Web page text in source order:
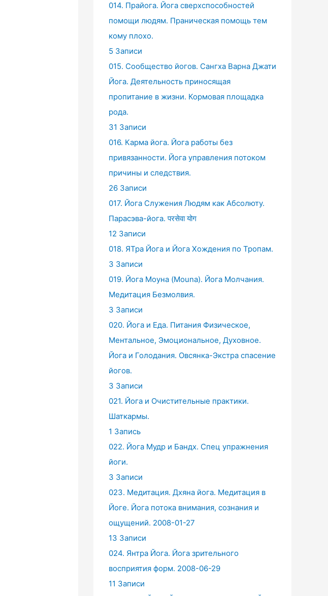
014. Прайога. Йога сверхспособностей
помощи людям. Праническая помощь тем
кому плохо.
5 Записи
015. Сообщество йогов. Сангха Варна Джати
Йога. Деятельность приносящая
пропитание в жизни. Кормовая площадка
рода.
31 Записи
016. Карма йога. Йога работы без
привязанности. Йога управления потоком
причины и следствия.
26 Записи
017. Йога Служения Людям как Абсолюту.
Парасэва-йога. परसेवा योग
12 Записи
018. ЯТра Йога и Йога Хождения по Тропам.
3 Записи
019. Йога Моуна (Mouna). Йога Молчания.
Медитация Безмолвия.
3 Записи
020. Йога и Еда. Питания Физическое,
Ментальное, Эмоциональное, Духовное.
Йога и Голодания. Овсянка-Экстра спасение
йогов.
3 Записи
021. Йога и Очистительные практики.
Шаткармы.
1 Запись
022. Йога Мудр и Бандх. Спец упражнения
йоги.
3 Записи
023. Медитация. Дхяна йога. Медитация в
Йоге. Йога потока внимания, сознания и
ощущений. 2008-01-27
13 Записи
024. Янтра Йога. Йога зрительного
восприятия форм. 2008-06-29
11 Записи